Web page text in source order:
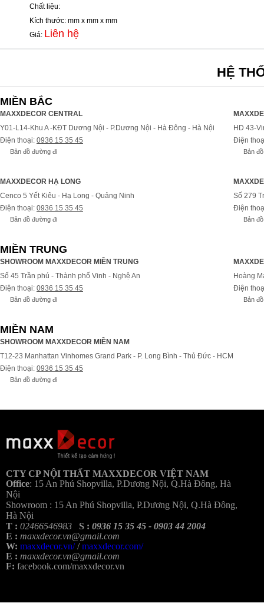
Chất liệu:
Kích thước: mm x mm x mm
Giá: Liên hệ
HỆ
MIỀN BẮC
MAXXDECOR CENTRAL
Y01-L14-Khu A -KĐT Dương Nội - P.Dương Nội - Hà Đông - Hà Nội
Điện thoại: 0936 15 35 45
Bản đồ đường đi
HD 43-
Điện
Bản
MAXXDECOR HẠ LONG
Cenco 5 Yết Kiêu - Hạ Long - Quảng Ninh
Điện thoại: 0936 15 35 45
Bản đồ đường đi
Số 279
Điện
Bản
MIỀN TRUNG
SHOWROOM MAXXDECOR MIỀN TRUNG
Số 45 Trần phú - Thành phố Vinh - Nghệ An
Điện thoại: 0936 15 35 45
Bản đồ đường đi
Hoàng
Điện
Bản
MIỀN NAM
SHOWROOM MAXXDECOR MIỀN NAM
T12-23 Manhattan Vinhomes Grand Park - P. Long Bình - Thủ Đức - HCM
Điện thoại: 0936 15 35 45
Bản đồ đường đi
CTY CP NỘI THẤT MAXXDECOR VIỆT NAM
Office: 15 An Phú Shopvilla, P.Dương Nội, Q.Hà Đông, Hà
Nội
Showroom : 15 An Phú Shopvilla, P.Dương Nội, Q.Hà Đông,
Hà Nội
T : 02466546983 S : 0936 15 35 45 - 0903 44 2004
E : maxxdecor.vn@gmail.com
W: maxxdecor.vn//maxxdecor.com/
E : maxxdecor.vn@gmail.com
F: facebook.com/maxxdecor.vn